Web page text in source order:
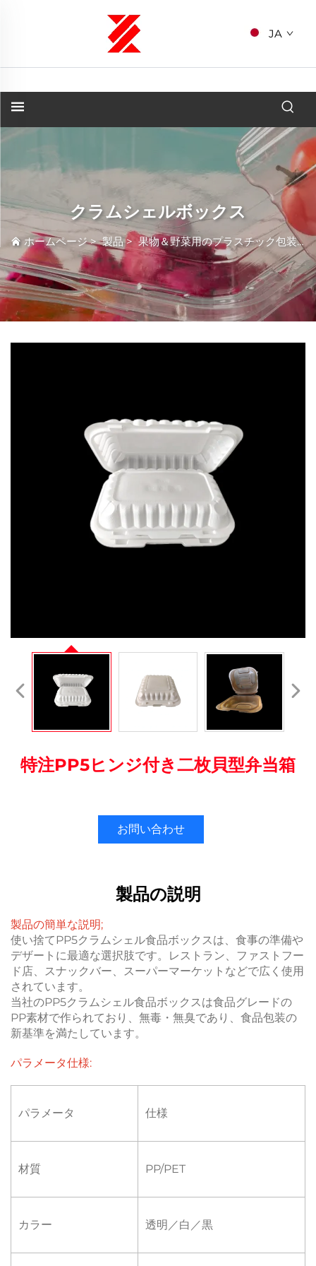
JA
クラムシェルボックス
ホームページ>製品>果物＆野菜用のプラスチック包装>
特注PP5ヒンジ付き二枚貝型弁当箱
お問い合わせ
製品の説明
製品の簡単な説明;
使い捨てPP5クラムシェル食品ボックスは、食事の準備や
デザートに最適な選択肢です。レストラン、ファストフー
ド店、スナックバー、スーパーマーケットなどで広く使用
されています。
当社のPP5クラムシェル食品ボックスは食品グレードの
PP素材で作られており、無毒・無臭であり、食品包装の
新基準を満たしています。
パラメータ仕様:
パラメータ 仕様
材質 PP/PET
カラー 透明／白／黒